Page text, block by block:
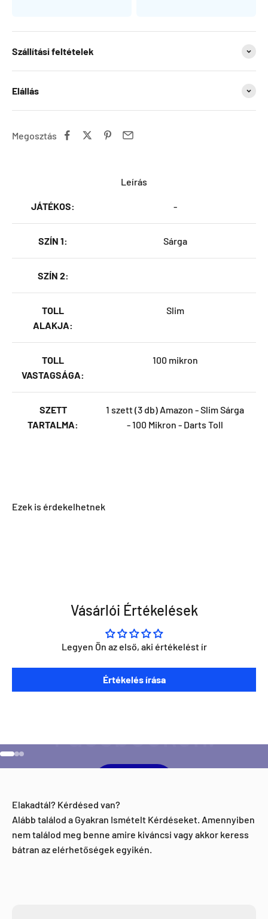
Szállítási feltételek
Elállás
Megosztás
Leírás
JÁTÉKOS: -
SZÍN 1: Sárga
SZÍN 2:
TOLL
ALAKJA:
Slim
TOLL
VASTAGSÁGA:
100 mikron
SZETT
TARTALMA:
1 szett (3 db) Amazon - Slim Sárga
- 100 Mikron - Darts Toll
Vásárlói Értékelések
Legyen Ön az első, aki értékelést ír
Értékelés írása
Szeretnéd ha napra kész lennél minden Direct Darts
aktivitással kapcsolatban?
Elakadtál? Kérdésed van?
Alább találod a Gyakran Ismételt Kérdéseket. Amennyiben
nem találod meg benne amire kiváncsi vagy akkor keress
bátran az elérhetőségek egyikén.